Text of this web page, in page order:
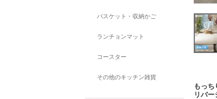
バスケット・収納かご
ランチョンマット
コースター
その他のキッチン雑貨
もっ
リバ